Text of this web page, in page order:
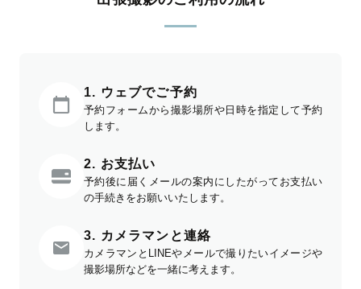
1. ウェブでご予約
予約フォームから撮影場所や日時を指定して予約
します。
2. お支払い
予約後に届くメールの案内にしたがってお支払い
の手続きをお願いいたします。
3. カメラマンと連絡
カメラマンとLINEやメールで撮りたいイメージや
撮影場所などを一緒に考えます。